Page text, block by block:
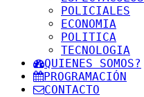
POLICIALES
ECONOMIA
POLITICA
TECNOLOGIA
QUIENES SOMOS?
PROGRAMACIÓN
CONTACTO